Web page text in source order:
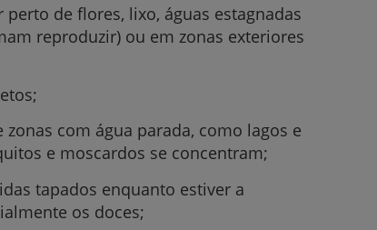
bem-estar
de flores, lixo, águas estagnadas
reproduzir) ou em zonas exteriores
com água parada, como lagos e
e moscardos se concentram;
tapados enquanto estiver a
os doces;